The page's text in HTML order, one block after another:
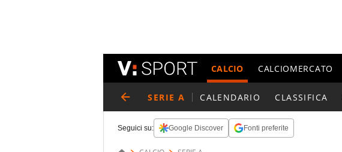
CALCIO CALCIOMERCATO
SERIE A CALENDARIO CLASSIFICA
Seguici su: Google Discover Fonti preferite